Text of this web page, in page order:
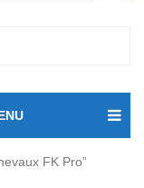
FK Pro”